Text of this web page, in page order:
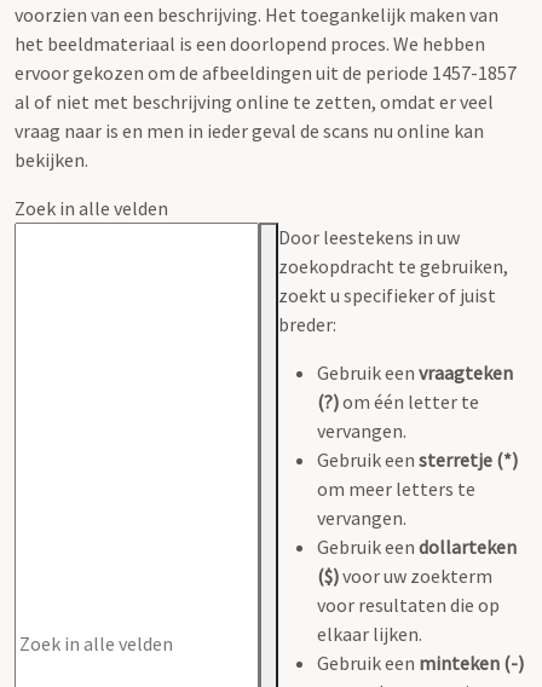
voorzien van een beschrijving. Het toegankelijk maken van
het beeldmateriaal is een doorlopend proces. We hebben
ervoor gekozen om de afbeeldingen uit de periode 1457-1857
al of niet met beschrijving online te zetten, omdat er veel
vraag naar is en men in ieder geval de scans nu online kan
bekijken.
Zoek in alle velden
Door leestekens in uw
zoekopdracht te gebruiken,
zoekt u specifieker of juist
breder:
Gebruik een vraagteken
(?)om één letter te
vervangen.
Gebruik een sterretje (*)
om meer letters te
vervangen.
Gebruik een dollarteken
($)voor uw zoekterm
voor resultaten die op
elkaar lijken.
Gebruik een minteken (-)